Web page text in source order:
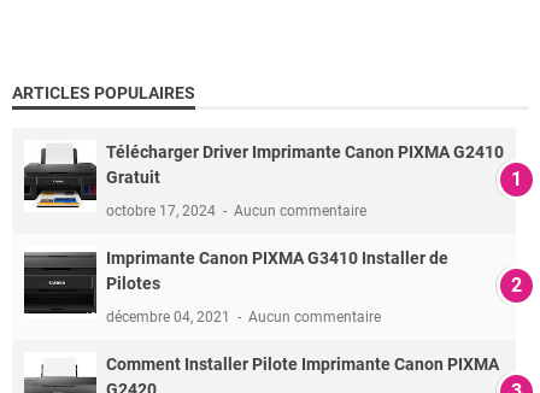
ARTICLES POPULAIRES
Télécharger Driver Imprimante Canon PIXMA G2410
Gratuit
octobre 17, 2024 Aucun commentaire
Imprimante Canon PIXMA G3410 Installer de
Pilotes
décembre 04, 2021 Aucun commentaire
Comment Installer Pilote Imprimante Canon PIXMA